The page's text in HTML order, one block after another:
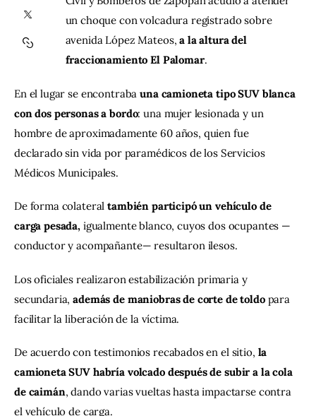
Contacto
un choque con volcadura registrado sobre
avenida López Mateos, a la altura del
fraccionamiento El Palomar.
En el lugar se encontraba una camioneta tipo SUV blanca
con dos personas a bordo: una mujer lesionada y un
hombre de aproximadamente 60 años, quien fue
declarado sin vida por paramédicos de los Servicios
Médicos Municipales.
De forma colateral también participó un vehículo de
carga pesada, igualmente blanco, cuyos dos ocupantes —
conductor y acompañante— resultaron ilesos.
Los oficiales realizaron estabilización primaria y
secundaria, además de maniobras de corte de toldo para
facilitar la liberación de la víctima.
De acuerdo con testimonios recabados en el sitio, la
camioneta SUV habría volcado después de subir a la cola
de caimán, dando varias vueltas hasta impactarse contra
el vehículo de carga.